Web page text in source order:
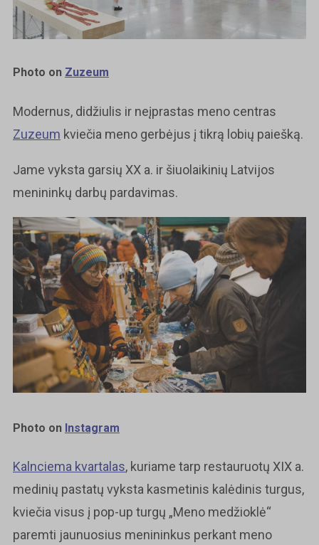
Photo on Zuzeum
Modernus, didžiulis ir neįprastas meno centras
Zuzeum kviečia meno gerbėjus į tikrą lobių paiešką.
Jame vyksta garsių XX a. ir šiuolaikinių Latvijos
menininkų darbų pardavimas.
Photo on Instagram
Kalnciema kvartalas, kuriame tarp restauruotų XIX a.
medinių pastatų vyksta kasmetinis kalėdinis turgus,
kviečia visus į pop-up turgų „Meno medžioklė“
paremti jaunuosius menininkus perkant meno